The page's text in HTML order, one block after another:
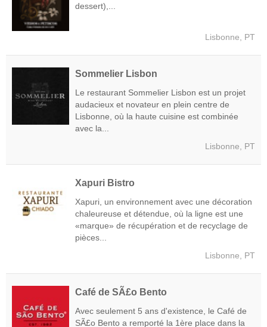
dessert),...
Lisbonne, PT
Sommelier Lisbon
Le restaurant Sommelier Lisbon est un projet
audacieux et novateur en plein centre de
Lisbonne, où la haute cuisine est combinée
avec la...
Lisbonne, PT
Xapuri Bistro
Xapuri, un environnement avec une décoration
chaleureuse et détendue, où la ligne est une
«marque» de récupération et de recyclage de
pièces...
Lisbonne, PT
Café de SÃ£o Bento
Avec seulement 5 ans d'existence, le Café de
SÃ£o Bento a remporté la 1ère place dans la